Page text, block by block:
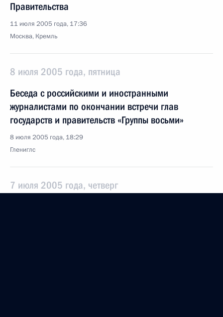
Правительства
11 июля 2005 года, 17:36
Москва, Кремль
8 июля 2005 года, пятница
Беседа с российскими и иностранными
журналистами по окончании встречи глав
государств и правительств «Группы восьми»
8 июля 2005 года, 18:29
Глениглс
7 июля 2005 года, четверг